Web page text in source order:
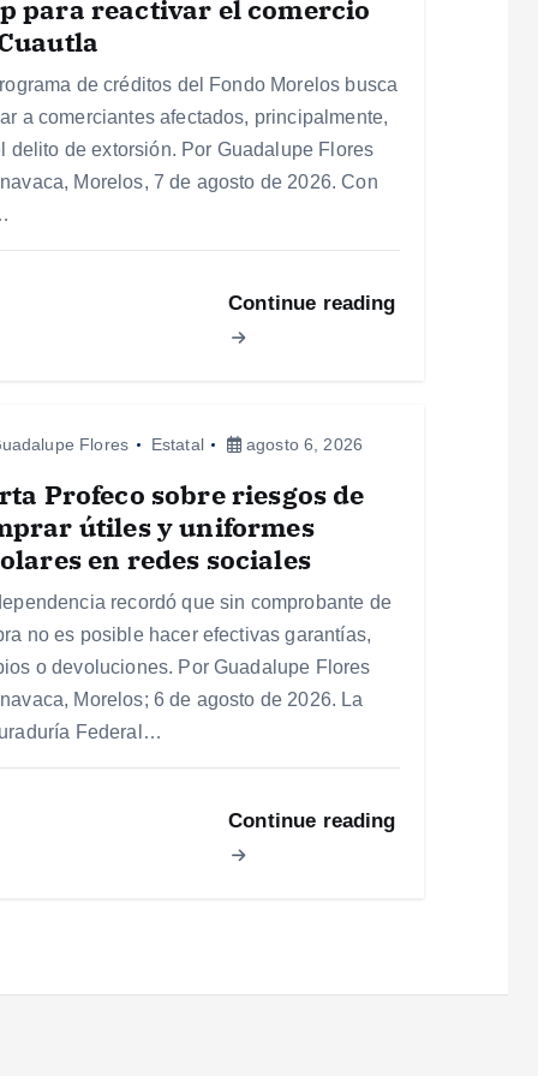
para reactivar el comercio
de créditos del Fondo Morelos busca
a comerciantes afectados, principalmente,
delito de extorsión. Por Guadalupe Flores
Morelos, 7 de agosto de 2026. Con
Continue reading
Flores Estatal agosto 6, 2026
Profeco sobre riesgos de
útiles y uniformes
en redes sociales
recordó que sin comprobante de
no es posible hacer efectivas garantías,
o devoluciones. Por Guadalupe Flores
Morelos; 6 de agosto de 2026. La
Federal…
Continue reading